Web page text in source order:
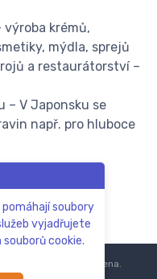
výroba krémů,
mýdla, sprejů
a restaurátorství –
– V Japonsku se
např. pro hluboce
soubory
vyjadřujete
cookie.
Všechna práva vyhrazena.